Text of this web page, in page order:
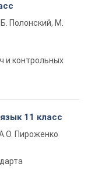
Полонский, М.
и контрольных
11 класс
Пироженко